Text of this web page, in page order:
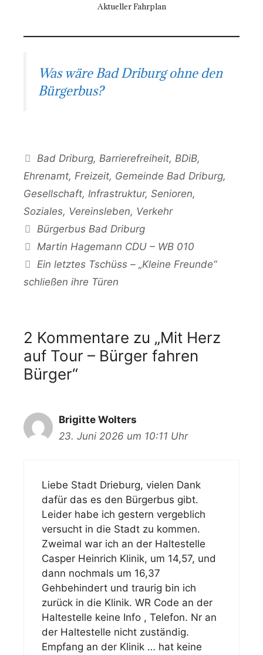
Aktueller Fahrplan
Was wäre Bad Driburg ohne den
Bürgerbus?
Kategorien
Bad Driburg, Barrierefreiheit, BDiB,
Ehrenamt, Freizeit, Gemeinde Bad Driburg,
Gesellschaft, Infrastruktur, Senioren,
Soziales, Vereinsleben, Verkehr
Schlagwörter
Bürgerbus Bad Driburg
Martin Hagemann CDU – WB 010
Ein letztes Tschüss – „Kleine Freunde“
schließen ihre Türen
2 Kommentare zu „Mit Herz
auf Tour – Bürger fahren
Bürger“
Brigitte Wolters
23. Juni 2026 um 10:11 Uhr
Liebe Stadt Drieburg, vielen Dank
dafür das es den Bürgerbus gibt.
Leider habe ich gestern vergeblich
versucht in die Stadt zu kommen.
Zweimal war ich an der Haltestelle
Casper Heinrich Klinik, um 14,57, und
dann nochmals um 16,37
Gehbehindert und traurig bin ich
zurück in die Klinik. WR Code an der
Haltestelle keine Info , Telefon. Nr an
der Haltestelle nicht zuständig.
Empfang an der Klinik … hat keine